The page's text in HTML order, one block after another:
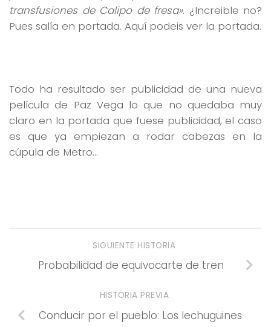
transfusiones de Calipo de fresa». ¿Increible no?
Pues salía en portada. Aquí podeis ver la portada.
Todo ha resultado ser publicidad de una nueva
película de Paz Vega lo que no quedaba muy
claro en la portada que fuese publicidad, el caso
es que ya empiezan a rodar cabezas en la
cúpula de Metro…
SIGUIENTE HISTORIA
Probabilidad de equivocarte de tren
HISTORIA PREVIA
Conducir por el pueblo: Los lechuguines